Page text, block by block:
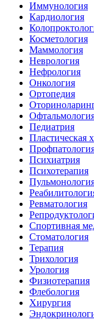
Иммунология
Кардиология
Косметология
Маммология
Неврология
Нефрология
Онкология
Ортопедия
Педиатрия
Пластическая
Психиатрия
Психотерапия
Ревматология
Спортивная
Стоматология
Терапия
Трихология
Урология
Физиотерапия
Флебология
Хирургия